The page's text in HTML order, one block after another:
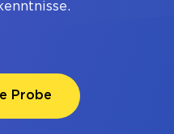
Probe